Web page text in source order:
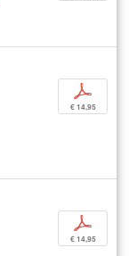
p
€ 14,95
p
€ 14,95